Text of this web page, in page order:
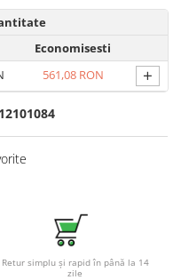
Economisesti
561,08 RON +
Retur simplu și rapid în până la 14
zile